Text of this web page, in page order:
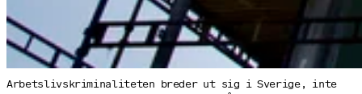
Arbetslivskriminaliteten breder ut sig i Sverige, inte